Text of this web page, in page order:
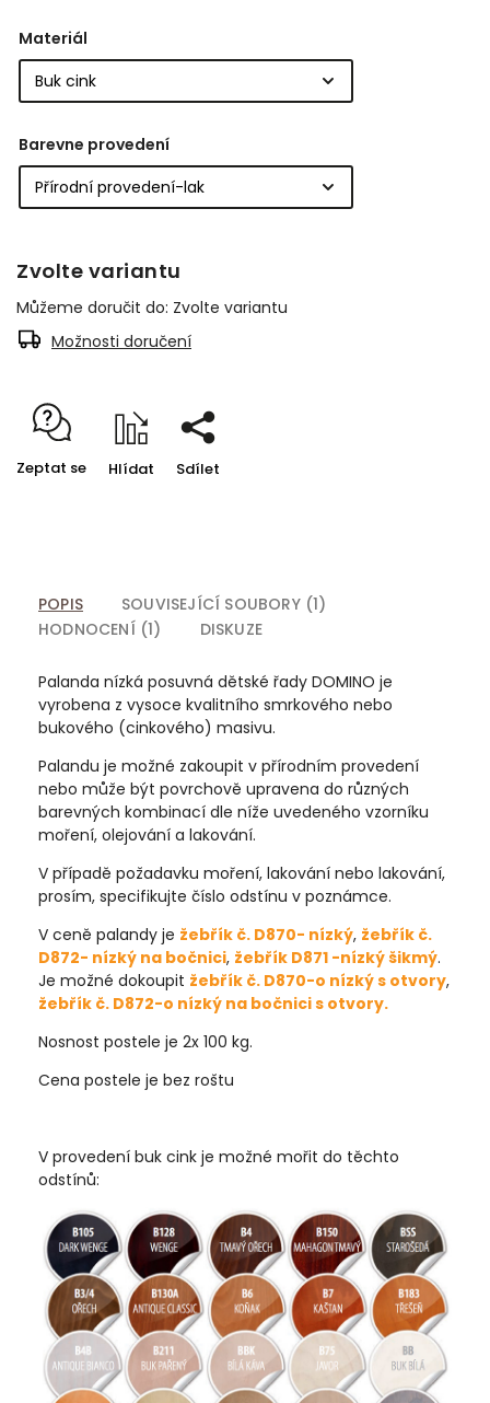
Materiál
Barevne provedení
Zvolte variantu
Můžeme doručit do: Zvolte variantu
Možnosti doručení
Zeptat se Hlídat Sdílet
POPIS
SOUVISEJÍCÍ SOUBORY (1)
HODNOCENÍ (1)
DISKUZE
Palanda nízká posuvná dětské řady DOMINO je
vyrobena z vysoce kvalitního smrkového nebo
bukového (cinkového) masivu.
Palandu je možné zakoupit v přírodním provedení
nebo může být povrchově upravena do různých
barevných kombinací dle níže uvedeného vzorníku
moření, olejování a lakování.
V případě požadavku moření, lakování nebo lakování,
prosím, specifikujte číslo odstínu v poznámce.
V ceně palandy je žebřík č. D870- nízký, žebřík č.
D872- nízký na bočnici, žebřík D871 -nízký šikmý.
Je možné dokoupit žebřík č. D870-o nízký s otvory,
žebřík č. D872-o nízký na bočnici s otvory.
Nosnost postele je 2x 100 kg.
Cena postele je bez roštu
V provedení buk cink je možné mořit do těchto
odstínů: